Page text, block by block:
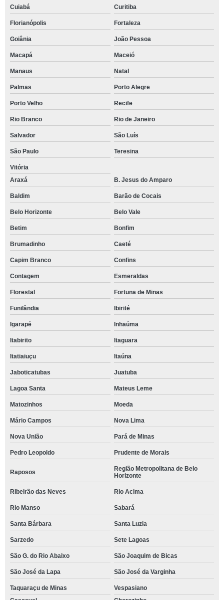
Cuiabá Curitiba
Florianópolis Fortaleza
Goiânia João Pessoa
Macapá Maceió
Manaus Natal
Palmas Porto Alegre
Porto Velho Recife
Rio Branco Rio de Janeiro
Salvador São Luís
São Paulo Teresina
Vitória
Araxá
B. Jesus do Amparo
Baldim Barão de Cocais
Belo Horizonte Belo Vale
Betim Bonfim
Brumadinho Caeté
Capim Branco Confins
Contagem Esmeraldas
Florestal Fortuna de Minas
Funilândia Ibirité
Igarapé Inhaúma
Itabirito Itaguara
Itatiaiuçu Itaúna
Jaboticatubas Juatuba
Lagoa Santa Mateus Leme
Matozinhos Moeda
Mário Campos Nova Lima
Nova União Pará de Minas
Pedro Leopoldo Prudente de Morais
Raposos
Região Metropolitana de Belo
Horizonte
Ribeirão das Neves Rio Acima
Rio Manso Sabará
Santa Bárbara Santa Luzia
Sarzedo Sete Lagoas
São G. do Rio Abaixo São Joaquim de Bicas
São José da Lapa São José da Varginha
Taquaraçu de Minas
Vespasiano